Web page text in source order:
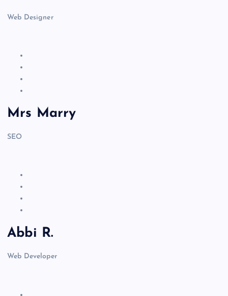
Web Designer
Mrs Marry
SEO
Abbi R.
Web Developer